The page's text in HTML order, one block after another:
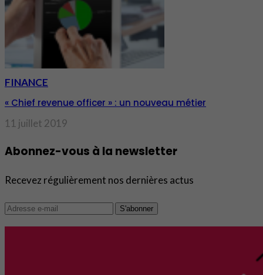
FINANCE
« Chief revenue officer » : un nouveau métier
11 juillet 2019
Abonnez-vous à la newsletter
Recevez régulièrement nos dernières actus
S'abonner